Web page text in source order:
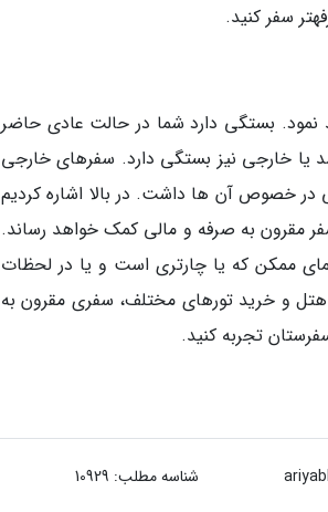
سفر کنید.
بستگی دارد شما در حالت عادی حاضر
یا خارجی نیز بستگی دارد. سفرهای خارجی
خصوص آن ها داشت. در بالا اشاره کردیم
مقرون به صرفه و مالی کمک خواهد رساند.
ممکن که یا چارتری است و یا در لحظات
و خرید تورهای مختلف، سفری مقرون به
تجربه کنید.
شناسه مطلب: 10929